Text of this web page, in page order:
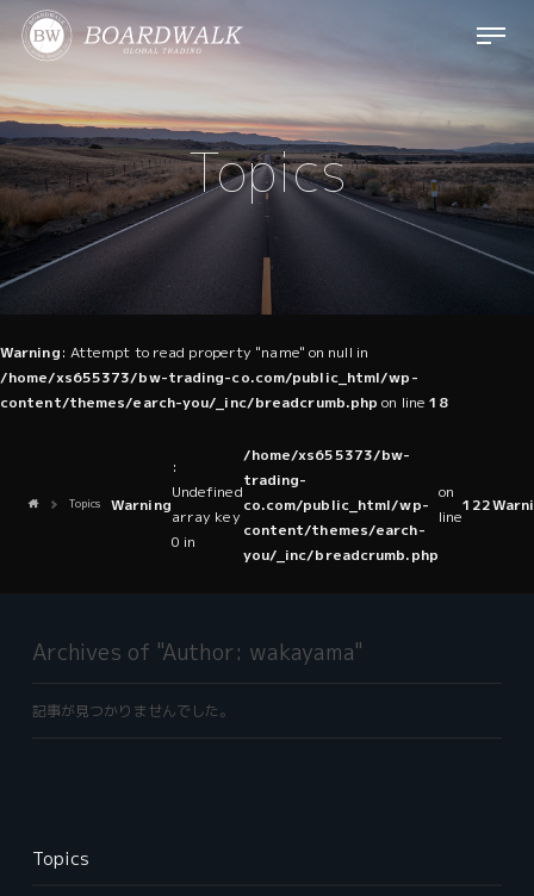
Topics
ー
シ
ョ
ン
を
開
閉
る
Warning: Attempt to read property "name" on null in
/home/xs655373/bw-trading-co.com/public_html/wp-
content/themes/earch-you/_inc/breadcrumb.php on line18
HomeTopics Warning
:
Undefined
array key
0 in
/home/xs655373/bw-
trading-
co.com/public_html/wp-
content/themes/earch-
you/_inc/breadcrumb.php
on
line
122
Archives of "Author: wakayama"
記事が見つかりませんでした。
Topics